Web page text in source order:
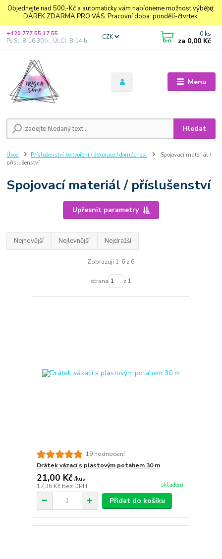
Objednejte nad 500,-Kč a automaticky vám nabídneme možnost výběru:
DÁREK ZDARMA PRO VÁS. Pracovní doba: pondělí-čtvrtek.
Menu
CZK
Hledat
+420 777 55 17 55
Po,St: 8-16.30 h., Út,Čt: 8-14 h.
0 ks
za 0,00 Kč
Úvod Příslušenství ke tvoření / dekorace / domácnost
Spojovací materiál /
příslušenství
Spojovací materiál / příslušenství
Upřesnit parametry
Nejnovější Nejlevnější Nejdražší
Zobrazuji 1-6 z 6
strana z 1
19 hodnocení
Drátek vázací s plastovým potahem 30 m
21,00 Kč /kus
17,36 Kč bez DPH skladem
Přidat do košíku